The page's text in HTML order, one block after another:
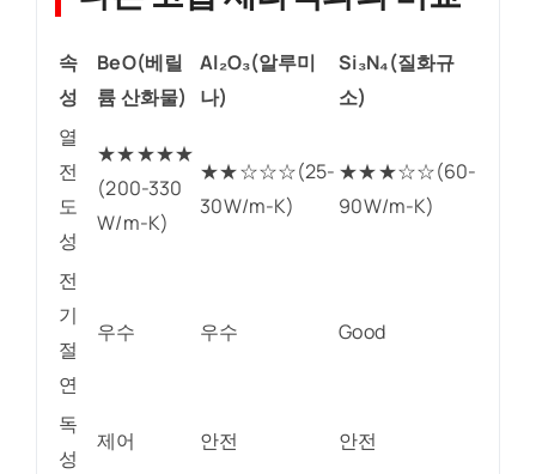
속
성
BeO(베릴
륨 산화물)
Al₂O₃(알루미
나)
Si₃N₄(질화규
소)
열
전
도
성
★★★★★
(200-330
W/m-K)
★★☆☆☆(25-
30W/m-K)
★★★☆☆(60-
90W/m-K)
전
기
절
연
우수 우수 Good
독
성
제어 안전 안전